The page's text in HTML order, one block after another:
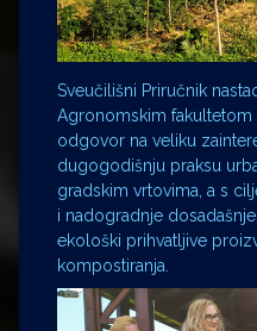
Sveučilišni Priručnik
Agronomskim fakultetom
odgovor na veliku
dugogodišnju praksu
gradskim vrtovima, a s
i nadogradnje
ekološki prihvatljive
kompostiranja.